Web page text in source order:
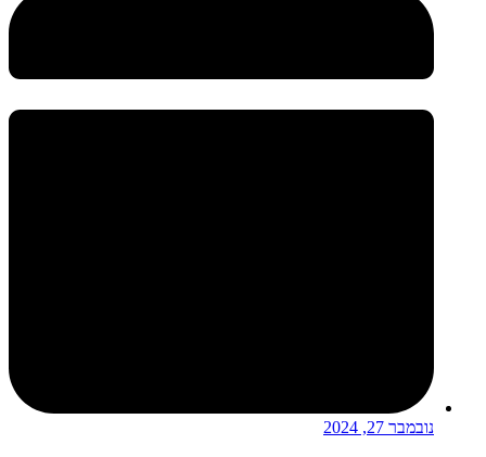
נובמבר 27, 2024